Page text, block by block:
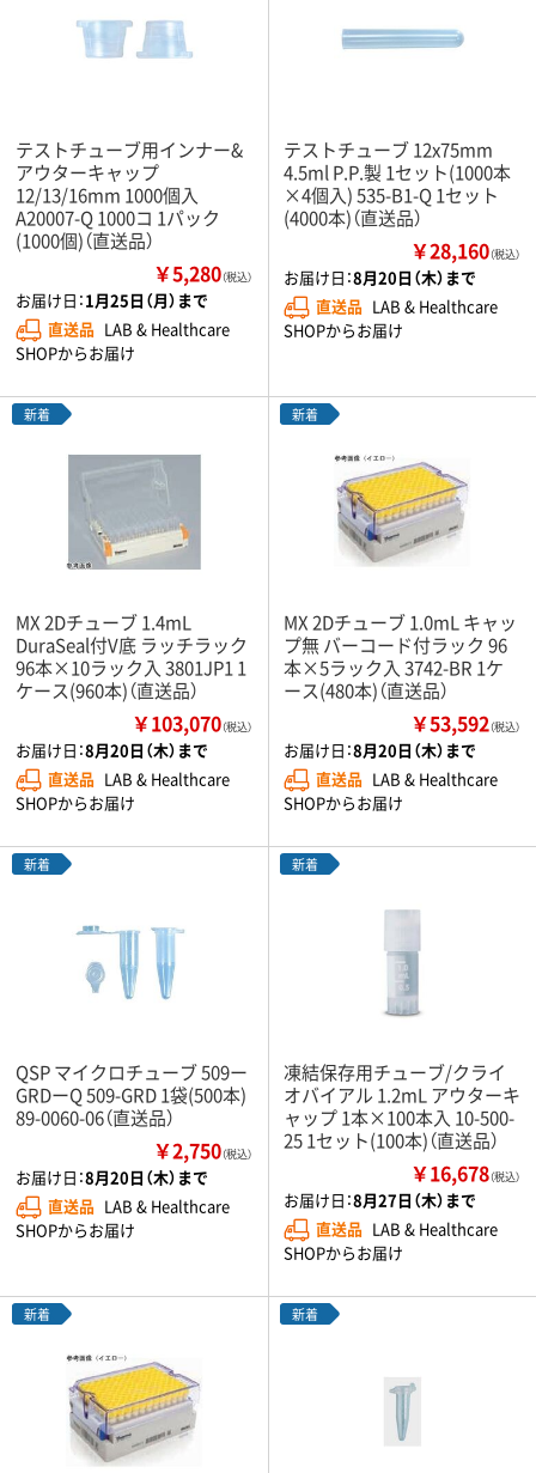
テストチューブ用インナー&
アウターキャップ
12/13/16mm 1000個入
A20007-Q 1000コ 1パック
(1000個)（直送品）
￥5,280（税込）
お届け日：1月25日（月）まで
直送品 LAB & Healthcare
SHOPからお届け
テストチューブ 12x75mm
4.5ml P.P.製 1セット(1000本
×4個入) 535-B1-Q 1セット
(4000本)（直送品）
￥28,160（税込）
お届け日：8月20日（木）まで
直送品 LAB & Healthcare
SHOPからお届け
新着
MX 2Dチューブ 1.4mL
DuraSeal付V底 ラッチラック
96本×10ラック入 3801JP1 1
ケース(960本)（直送品）
￥103,070（税込）
お届け日：8月20日（木）まで
直送品 LAB & Healthcare
SHOPからお届け
新着
MX 2Dチューブ 1.0mL キャッ
プ無 バーコード付ラック 96
本×5ラック入 3742-BR 1ケ
ース(480本)（直送品）
￥53,592（税込）
お届け日：8月20日（木）まで
直送品 LAB & Healthcare
SHOPからお届け
新着
QSP マイクロチューブ 509ー
GRDーQ 509-GRD 1袋(500本)
89-0060-06（直送品）
￥2,750（税込）
お届け日：8月20日（木）まで
直送品 LAB & Healthcare
SHOPからお届け
新着
凍結保存用チューブ/クライ
オバイアル 1.2mL アウターキ
ャップ 1本×100本入 10-500-
25 1セット(100本)（直送品）
￥16,678（税込）
お届け日：8月27日（木）まで
直送品 LAB & Healthcare
SHOPからお届け
新着 新着